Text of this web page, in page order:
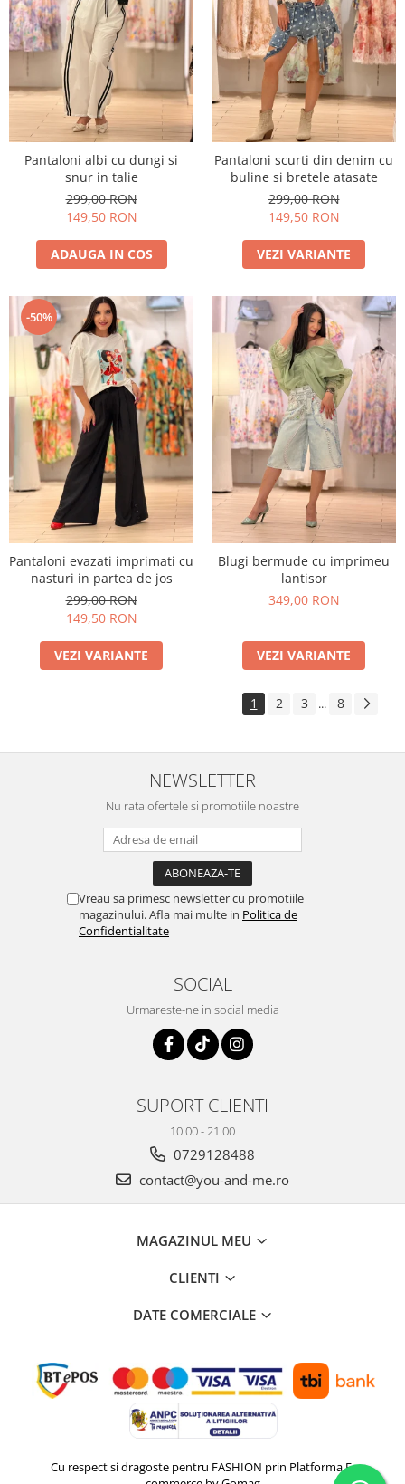
Pantaloni albi cu dungi si
snur in talie
299,00 RON
149,50 RON
ADAUGA IN COS
Pantaloni scurti din denim cu
buline si bretele atasate
299,00 RON
149,50 RON
VEZI VARIANTE
-50%
Pantaloni evazati imprimati cu
nasturi in partea de jos
299,00 RON
149,50 RON
VEZI VARIANTE
Blugi bermude cu imprimeu
lantisor
349,00 RON
VEZI VARIANTE
1 2 3 ... 8
NEWSLETTER
Nu rata ofertele si promotiile noastre
Vreau sa primesc newsletter cu promotiile
magazinului. Afla mai multe in Politica de
Confidentialitate
SOCIAL
Urmareste-ne in social media
SUPORT CLIENTI
10:00 - 21:00
0729128488
contact@you-and-me.ro
MAGAZINUL MEU
CLIENTI
DATE COMERCIALE
Cu respect si dragoste pentru FASHION prin Platforma E-